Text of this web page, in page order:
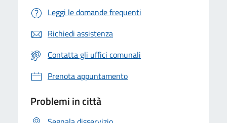
Leggi le domande frequenti
Richiedi assistenza
Contatta gli uffici comunali
Prenota appuntamento
Problemi in città